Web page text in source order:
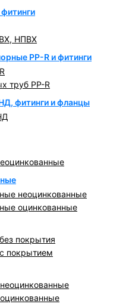
НПВХ
PP-R и фитинги
труб PP-R
фитинги и фланцы
неоцинкованные
оцинкованные
покрытия
покрытием